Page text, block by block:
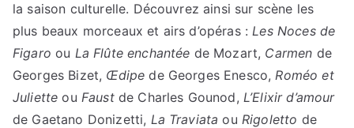
la saison culturelle. Découvrez ainsi sur scène les
plus beaux morceaux et airs d’opéras :Les Noces de
Figaro ou La Flûte enchantée de Mozart, Carmen de
Georges Bizet, Œdipe de Georges Enesco,Roméo et
Juliette ou Faustde Charles Gounod, L’Elixir d’amour
de Gaetano Donizetti, La Traviata ou Rigoletto de